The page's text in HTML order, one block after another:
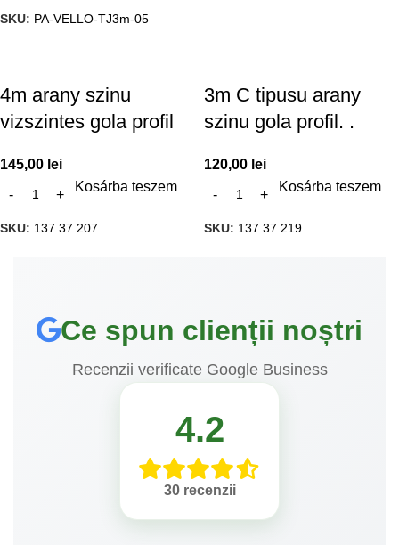
SKU: PA-VELLO-TJ3m-05
4m arany szinu
vizszintes gola profil
145,00 lei
Kosárba teszem
SKU: 137.37.207
3m C tipusu arany
szinu gola profil. .
120,00 lei
Kosárba teszem
SKU: 137.37.219
Ce spun clienții noștri
Recenzii verificate Google Business
4.2
30 recenzii